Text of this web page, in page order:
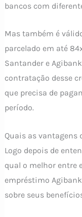
bancos com
Mas também é
parcelado em até
Santander e
contratação desse
que precisa de
período.
Quais as vantagens
Logo depois de
qual o melhor entre
empréstimo
sobre seus